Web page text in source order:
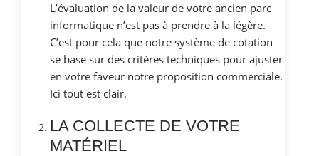
L’évaluation de la valeur de votre ancien parc
informatique n’est pas à prendre à la légère.
C’est pour cela que notre système de cotation
se base sur des critères techniques pour ajuster
en votre faveur notre proposition commerciale.
Ici tout est clair.
LA COLLECTE DE VOTRE
MATÉRIEL